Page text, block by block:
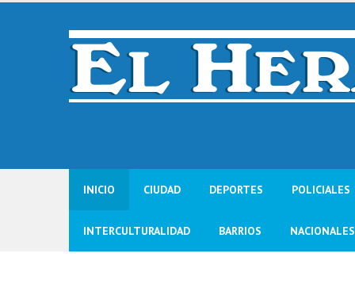
Skip
INICIO CIUDAD DEPORTES POLICIALES
INTERCULTURALIDAD BARRIOS NACIONALES